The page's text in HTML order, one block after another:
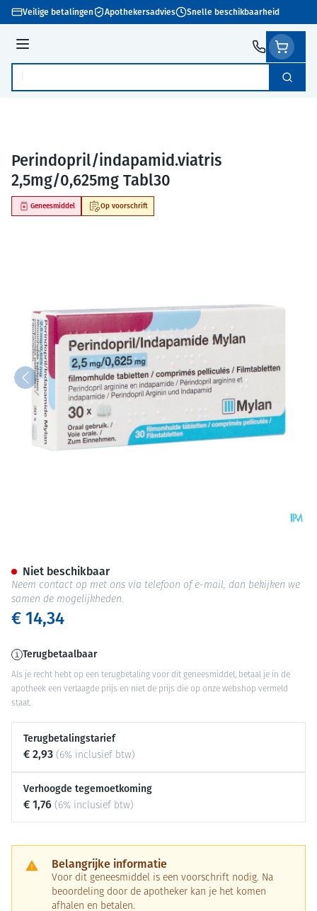
Ga naar de inhoud
Veilige betalingen Apothekersadvies Snelle beschikbaarheid
Menu
Product, merk, categorie... Zoek
Perindopril/indapamid.viatris
2,5mg/0,625mg Tabl30
Op voorschrift
Geneesmiddel
€ 14,34
Terugbetaalbaar
Als je recht hebt op een terugbetaling voor dit geneesmiddel, betaal je in de
apotheek een verlaagde prijs en niet de prijs die op onze webshop vermeld
staat.
Terugbetalingstarief
€ 2,93 (6% inclusief btw)
Verhoogde tegemoetkoming
€ 1,76 (6% inclusief btw)
Belangrijke informatie
Voor dit geneesmiddel is een voorschrift nodig. Na
beoordeling door de apotheker kan je het komen
afhalen en betalen.
Niet beschikbaar
Neem contact op met ons via telefoon of e-mail, dan bekijken we
samen de mogelijkheden.